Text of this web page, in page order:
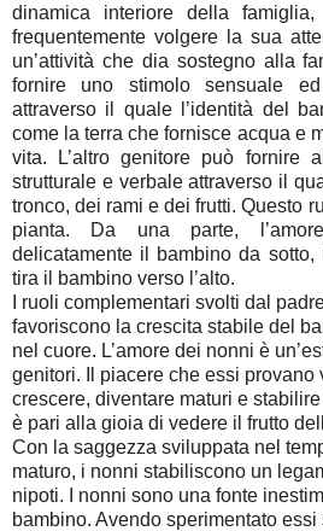
dinamica interiore della
frequentemente volgere la sua
un’attività che dia sostegno alla
fornire uno stimolo sensuale
attraverso il quale l’identità del
come la terra che fornisce acqua e
vita. L’altro genitore può fornire
strutturale e verbale attraverso il
tronco, dei rami e dei frutti. Questo
pianta. Da una parte,
delicatamente il bambino da sotto,
tira il bambino verso l’alto.
I ruoli complementari svolti dal
favoriscono la crescita stabile del
nel cuore. L’amore dei nonni è
genitori. Il piacere che essi provano
crescere, diventare maturi e
è pari alla gioia di vedere il frutto
Con la saggezza sviluppata nel
maturo, i nonni stabiliscono un
nipoti. I nonni sono una fonte
bambino. Avendo sperimentato